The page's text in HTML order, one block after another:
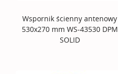
Wspornik ścienny antenowy
530x270 mm WS-43530 DPM
SOLID